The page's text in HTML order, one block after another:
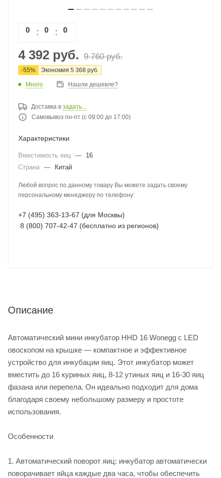
0 0 0
4 392 руб. 9 760руб.
-55% Экономия 5 368 руб.
Много Нашли дешевле?
Доставка в задать...
Самовывоз пн-пт (с 09:00 до 17:00)
Характеристики
Вместимость яиц —
16
Страна — Китай
Любой вопрос по данному товару Вы можете задать своему
персональному менеджеру по телефону:
+7 (495) 363-13-67 (для Москвы)
8 (800) 707-42-47 (бесплатно из регионов)
Описание
Автоматический мини инкубатор HHD 16 Wonegg с LED
овоскопом на крышке — компактное и эффективное
устройство для инкубации яиц. Этот инкубатор может
вместить до 16 куриных яиц, 8-12 утиных яиц и 16-30 яиц
фазана или перепела. Он идеально подходит для дома
благодаря своему небольшому размеру и простоте
использования.
Особенности
1. Автоматический поворот яиц: инкубатор автоматически
поворачивает яйца каждые два часа, чтобы обеспечить